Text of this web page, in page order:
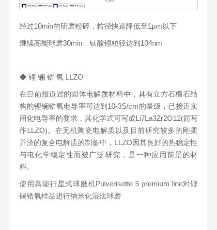
经过10min的研磨粉碎，粒径快速降低至1μm以下
继续高能球磨30min，钛酸锂粒径达到104nm
◆ 锂 镧 锆 氧 LLZO
在目前报道过的固体电解质材料中，具有立方石榴石结
构的锂镧锆氧电导率可达到10-3S/cm的量级，已接近实
用化电导率的要求，其化学式可写成Li7La3Zr2O12(简写
作LLZO)。在无机陶瓷电解质以及目前研究较多的刚柔
并济的复合电解质的制备中，LLZO因其良好的热稳定性
与电化学稳定性而被广泛研究，是一种应用前景的材
料。
使用高能行星式球磨机Pulverisette 5 premium line对锂
镧锆氧样品进行纳米化湿法球磨